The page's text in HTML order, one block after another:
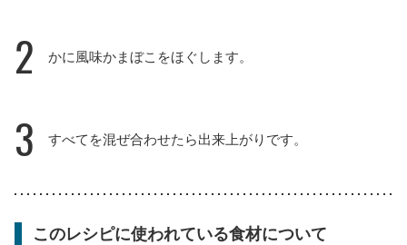
2 かに風味かまぼこをほぐします。
3 すべてを混ぜ合わせたら出来上がりです。
このレシピに使われている食材について